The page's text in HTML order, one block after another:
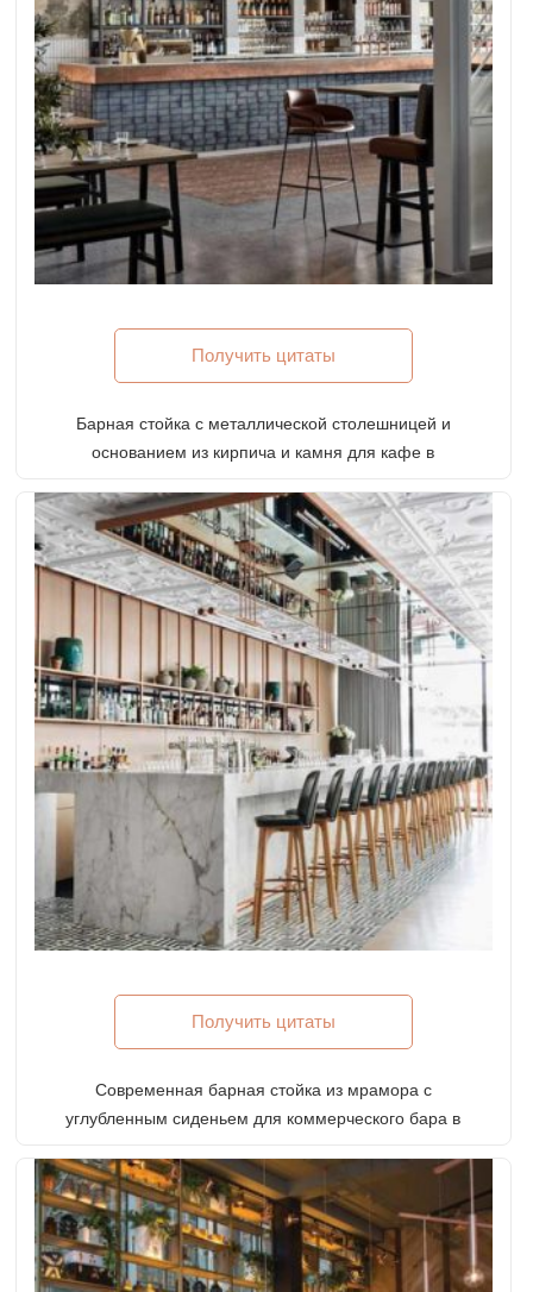
Получить цитаты
Барная стойка с металлической столешницей и
основанием из кирпича и камня для кафе в
Получить цитаты
Современная барная стойка из мрамора с
углубленным сиденьем для коммерческого бара в